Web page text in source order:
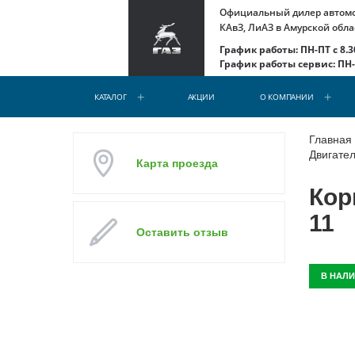
Официальный дилер
КАвЗ, ЛиАЗ в Амурской
График работы: ПН-ПТ с
График работы сервис:
КАТАЛОГ АКЦИИ О КОМПАНИИ
Главная
11
Карта проезда
Оставить отзыв
В